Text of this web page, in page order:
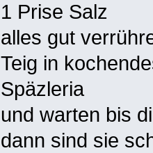
1 Prise Salz
alles gut
Teig in
Späzleria
und warten bis
dann sind sie